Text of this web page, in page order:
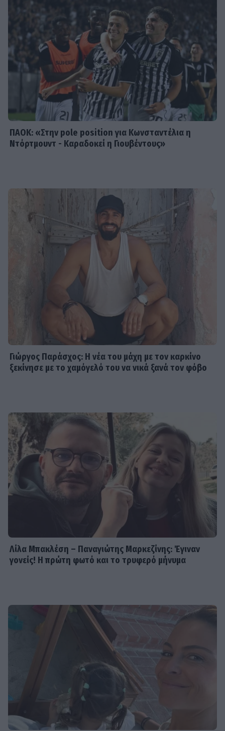
Συγκινεί η Ανθή Βούλγαρη: «Χωρίς
εσένα το φετινό καλοκαίρι θα ήταν
το δυσκολότερο της ζωής μου»
Δίπλα στο απέραντο γαλάζιο η
Μαριαλένα Ρουμελιώτη γιορτάζει
τους δυο πρώτους μήνες με τον γιο
της
ΠΑΟΚ: «Στην pole position για Κωνσταντέλια η
Ντόρτμουντ - Καραδοκεί η Γιουβέντους»
Γιώργος Παράσχος: Η νέα του μάχη με τον καρκίνο
ξεκίνησε με το χαμόγελό του να νικά ξανά τον φόβο
Λίλα Μπακλέση – Παναγιώτης Μαρκεζίνης: Έγιναν
γονείς! Η πρώτη φωτό και το τρυφερό μήνυμα